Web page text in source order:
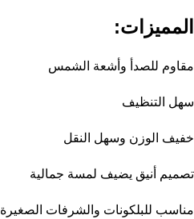
المميزات:
مقاوم للصدأ وأشعة الشمس
سهل التنظيف
خفيف الوزن وسهل النقل
تصميم أنيق يضيف لمسة جمالية
مناسب للبلكونات والشرفات الصغيرة